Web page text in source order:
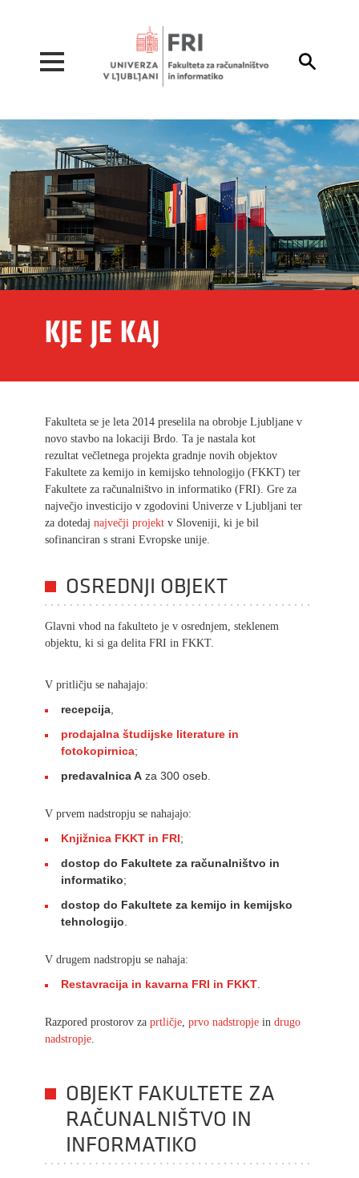

KJE JE KAJ
Fakulteta se je leta 2014 preselila na obrobje Ljubljane v
novo stavbo na lokaciji Brdo. Ta je nastala kot
rezultat večletnega projekta gradnje novih objektov
Fakultete za kemijo in kemijsko tehnologijo (FKKT) ter
Fakultete za računalništvo in informatiko (FRI). Gre za
največjo investicijo v zgodovini Univerze v Ljubljani ter
za dotedaj največji projekt v Sloveniji, ki je bil
sofinanciran s strani Evropske unije.
OSREDNJI OBJEKT
Glavni vhod na fakulteto je v osrednjem, steklenem
objektu, ki si ga delita FRI in FKKT.
V pritličju se nahajajo:
recepcija
prodajalna študijske literature in
fotokopirnica;
predavalnica A za 300 oseb.
V prvem nadstropju se nahajajo:
Knjižnica FKKT in FRI;
dostop do Fakultete za računalništvo in
informatiko;
dostop do Fakultete za kemijo in kemijsko
tehnologijo
V drugem nadstropju se nahaja:
Restavracija in kavarna FRI in FKKT
Razpored prostorov za prtličje, prvo nadstropje in drugo
nadstropje.
OBJEKT FAKULTETE ZA
RAČUNALNIŠTVO IN
INFORMATIKO